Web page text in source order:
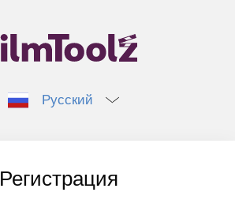
Русский
Регистрация